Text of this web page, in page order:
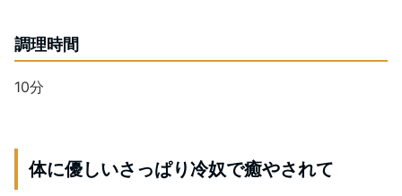
調理時間
10分
体に優しいさっぱり冷奴で癒やされて